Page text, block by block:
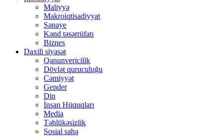
Maliyyə
Makroiqtisadiyyat
Sənaye
Kənd təsərrüfatı
Biznes
Daxili siyasət
Qanunvericilik
Dövlət quruculuğu
Cəmiyyət
Gender
Din
İnsan Hüquqları
Media
Təhlükəsizlik
Sosial sahə